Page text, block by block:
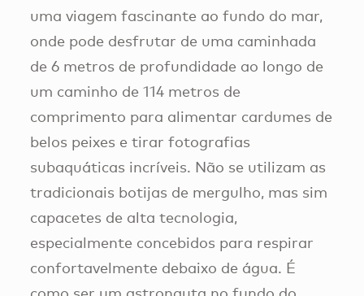
uma viagem fascinante ao fundo do mar,
onde pode desfrutar de uma caminhada
de 6 metros de profundidade ao longo de
um caminho de 114 metros de
comprimento para alimentar cardumes de
belos peixes e tirar fotografias
subaquáticas incríveis. Não se utilizam as
tradicionais botijas de mergulho, mas sim
capacetes de alta tecnologia,
especialmente concebidos para respirar
confortavelmente debaixo de água. É